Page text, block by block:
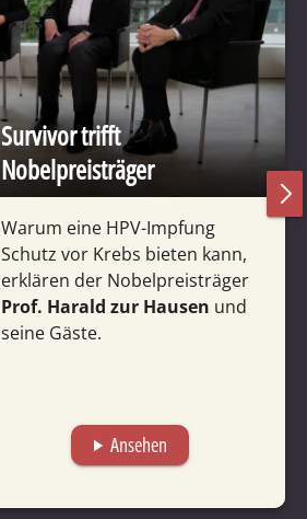
Survivor trifft
Nobelpreisträger
Warum eine HPV-Impfung
Schutz vor Krebs bieten kann,
erklären der Nobel­preis­träger
Prof. Harald zur Hausen und
seine Gäste.
play_arrow Ansehen